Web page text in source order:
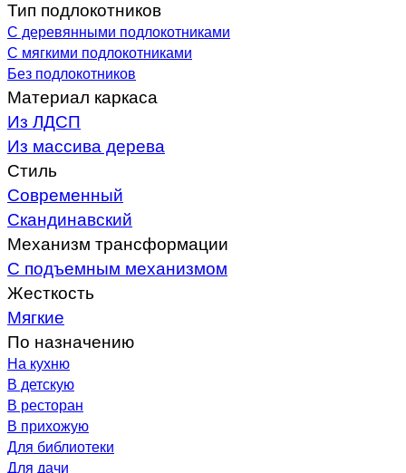
Тип подлокотников
С деревянными подлокотниками
С мягкими подлокотниками
Без подлокотников
Материал каркаса
Из ЛДСП
Из массива дерева
Стиль
Современный
Скандинавский
Механизм трансформации
С подъемным механизмом
Жесткость
Мягкие
По назначению
На кухню
В детскую
В ресторан
В прихожую
Для библиотеки
Для дачи